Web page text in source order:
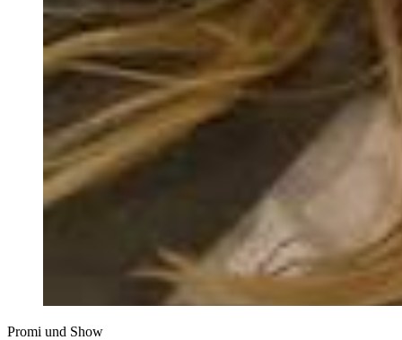
Promi und Show